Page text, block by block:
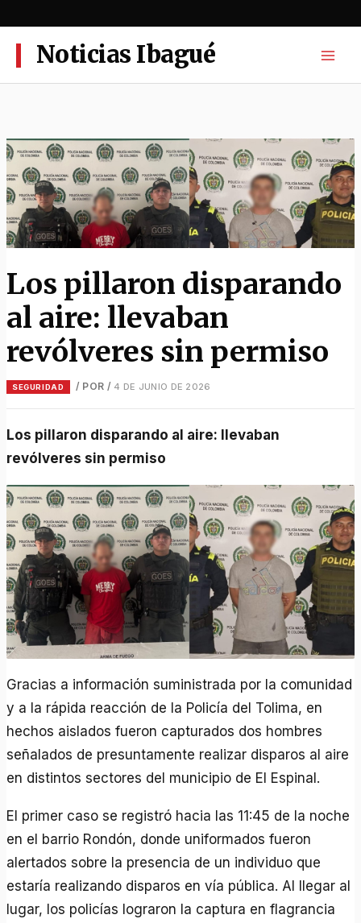
al
contenidoNoticias Ibagué
Los pillaron disparando
al aire: llevaban
revólveres sin permiso
SEGURIDAD / POR / 4 DE JUNIO DE 2026
Los pillaron disparando al aire: llevaban
revólveres sin permiso
Gracias a información suministrada por la comunidad
y a la rápida reacción de la Policía del Tolima, en
hechos aislados fueron capturados dos hombres
señalados de presuntamente realizar disparos al aire
en distintos sectores del municipio de El Espinal.
El primer caso se registró hacia las 11:45 de la noche
en el barrio Rondón, donde uniformados fueron
alertados sobre la presencia de un individuo que
estaría realizando disparos en vía pública. Al llegar al
lugar, los policías lograron la captura en flagrancia